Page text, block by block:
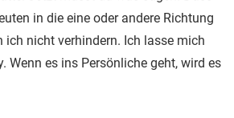
in die eine oder andere Richtung
ich nicht verhindern. Ich lasse mich
Wenn es ins Persönliche geht, wird es